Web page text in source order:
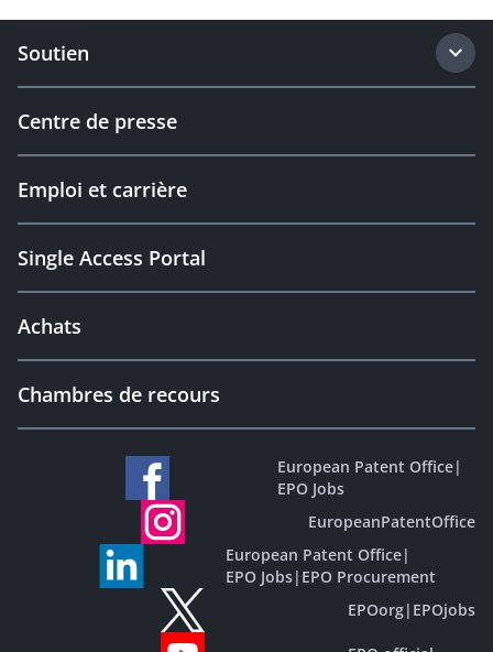
Soutien
Centre de presse
Emploi et carrière
Single Access Portal
Achats
Chambres de recours
European Patent Office|
EPO Jobs
EuropeanPatentOffice
European Patent Office|
EPO Jobs| EPO Procurement
EPOorg| EPOjobs